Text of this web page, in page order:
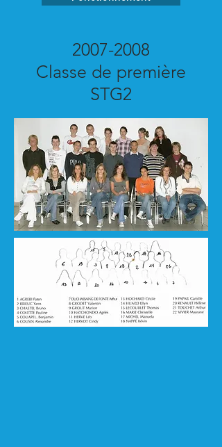
2007-2008
Classe de première
STG2